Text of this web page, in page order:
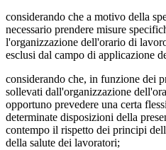
considerando che a motivo della
necessario prendere misure
l'organizzazione dell'orario di
esclusi dal campo di applicazione
considerando che, in funzione dei
sollevati dall'organizzazione
opportuno prevedere una certa
determinate disposizioni della
contempo il rispetto dei principi
della salute dei lavoratori;